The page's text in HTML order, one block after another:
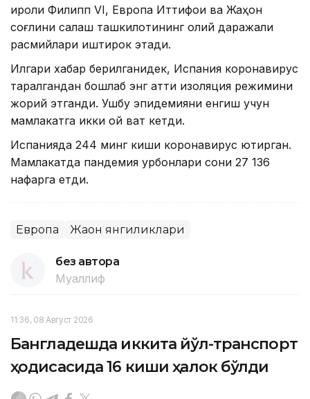
қироли Филипп VI, Европа Иттифоқи ва Жаҳон
соғлиқни сақлаш ташкилотининг олий даражали
расмийлари иштирок этади.
Илгари хабар берилганидек, Испания коронавирус
тарқалгандан бошлаб энг қаттиқ изоляция режимини
жорий этганди. Ушбу эпидемияни енгиш учун
мамлакатга икки ой вақт кетди.
Испанияда 244 минг киши коронавирус юқтирган.
Мамлакатда пандемия қурбонлари сони 27 136
нафарга етди.
Европа Жаҳон янгиликлари
без автора
Муаллиф
11:36, 08 Август 2026
Бангладешда иккита йўл-транспорт
ҳодисасида 16 киши ҳалок бўлди